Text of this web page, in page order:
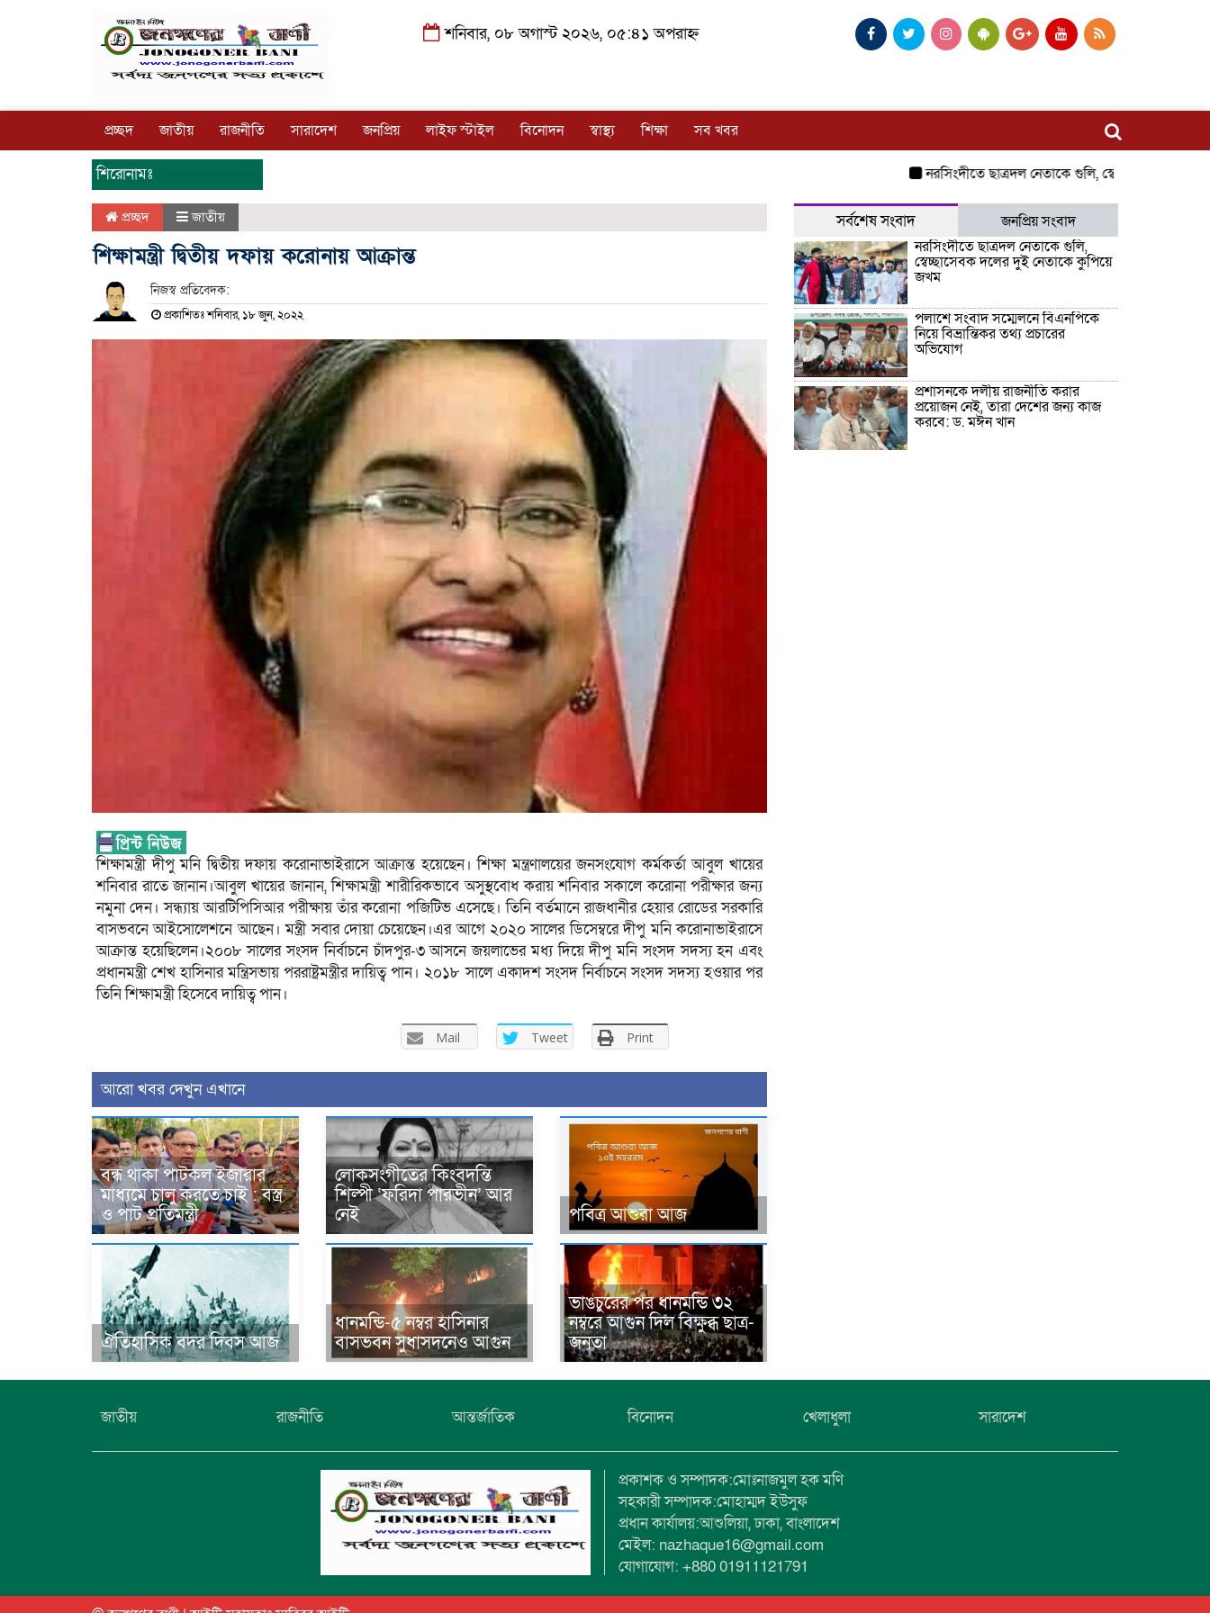
শনিবার, ০৮ অগাস্ট ২০২৬, ০৫:৪১ অপরাহ্ন
প্রচ্ছদ জাতীয় রাজনীতি সারাদেশ জনপ্রিয় লাইফ স্টাইল বিনোদন স্বাস্থ্য শিক্ষা সব খবর
শিরোনামঃ নরসিংদীতে ছাত্রদল নেতাকে গুলি, স্বেচ্ছাসেবক দলের দুই
প্রচ্ছদ জাতীয়
শিক্ষামন্ত্রী দ্বিতীয় দফায় করোনায় আক্রান্ত
নিজস্ব প্রতিবেদক:
প্রকাশিতঃ শনিবার, ১৮ জুন, ২০২২
শিক্ষামন্ত্রী দীপু মনি দ্বিতীয় দফায় করোনাভাইরাসে আক্রান্ত হয়েছেন। শিক্ষা মন্ত্রণালয়ের জনসংযোগ কর্মকর্তা আবুল খায়ের
শনিবার রাতে জানান।আবুল খায়ের জানান, শিক্ষামন্ত্রী শারীরিকভাবে অসুস্থবোধ করায় শনিবার সকালে করোনা পরীক্ষার জন্য
নমুনা দেন। সন্ধ্যায় আরটিপিসিআর পরীক্ষায় তাঁর করোনা পজিটিভ এসেছে। তিনি বর্তমানে রাজধানীর হেয়ার রোডের সরকারি
বাসভবনে আইসোলেশনে আছেন। মন্ত্রী সবার দোয়া চেয়েছেন।এর আগে ২০২০ সালের ডিসেম্বরে দীপু মনি করোনাভাইরাসে
আক্রান্ত হয়েছিলেন।২০০৮ সালের সংসদ নির্বাচনে চাঁদপুর-৩ আসনে জয়লাভের মধ্য দিয়ে দীপু মনি সংসদ সদস্য হন এবং
প্রধানমন্ত্রী শেখ হাসিনার মন্ত্রিসভায় পররাষ্ট্রমন্ত্রীর দায়িত্ব পান। ২০১৮ সালে একাদশ সংসদ নির্বাচনে সংসদ সদস্য হওয়ার পর
তিনি শিক্ষামন্ত্রী হিসেবে দায়িত্ব পান।
Mail Tweet Print
আরো খবর দেখুন এখানে
বন্ধ থাকা পাটকল ইজারার
মাধ্যমে চালু কর‍তে চাই : বস্ত্র
ও পাট প্রতিমন্ত্রী
লোকসংগীতের কিংবদন্তি
শিল্পী ‘ফরিদা পারভীন’ আর
নেই
পবিত্র আশুরা আজ
ঐতিহাসিক বদর দিবস আজ
ধানমন্ডি-৫ নম্বর হাসিনার
বাসভবন সুধাসদনেও আগুন
ভাঙচুরের পর ধানমন্ডি ৩২
নম্বরে আগুন দিল বিক্ষুব্ধ ছাত্র-
জনতা
সর্বশেষ সংবাদ
জনপ্রিয় সংবাদ
নরসিংদীতে ছাত্রদল নেতাকে গুলি,
স্বেচ্ছাসেবক দলের দুই নেতাকে কুপিয়ে
জখম
পলাশে সংবাদ সম্মেলনে বিএনপিকে
নিয়ে বিভ্রান্তিকর তথ্য প্রচারের
অভিযোগ
প্রশাসনকে দলীয় রাজনীতি করার
প্রয়োজন নেই, তারা দেশের জন্য কাজ
করবে: ড. মঈন খান
জাতীয় রাজনীতি আন্তর্জাতিক বিনোদন খেলাধুলা সারাদেশ
প্রকাশক ও সম্পাদক:মোঃনাজমুল হক মণি
সহকারী সম্পাদক:মোহাম্মদ ইউসুফ
প্রধান কার্যালয়:আশুলিয়া, ঢাকা, বাংলাদেশ
মেইল: nazhaque16@gmail.com
যোগাযোগ: +880 01911121791